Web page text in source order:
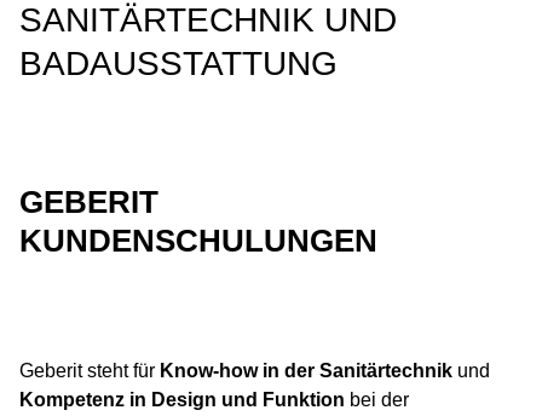
SANITÄRTECHNIK UND
BADAUSSTATTUNG
GEBERIT
KUNDENSCHULUNGEN
Geberit steht für Know-how in der Sanitärtechnik und
Kompetenz in Design und Funktion bei der